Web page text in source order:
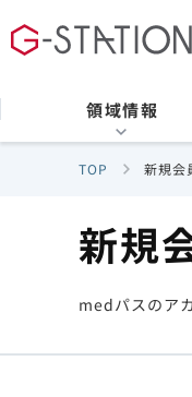
領域情報
TOP 新規会
新規
medパスのア